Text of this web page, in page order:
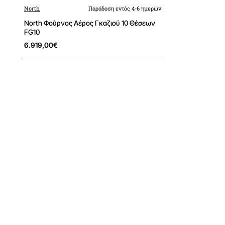
North Παράδοση εντός 4-6 ημερών
North Φούρνος Αέρος Γκαζιού 10 Θέσεων
FG10
6.919,00€